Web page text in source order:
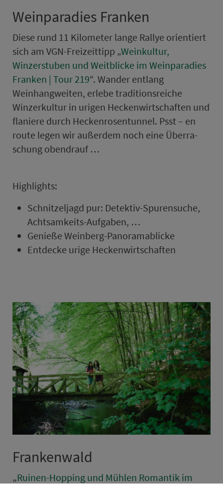
Weinparadies Franken
Diese rund 11 Kilometer lange Rallye orientiert
sich am VGN-Frei­zeittipp „Weinkultur,
Winzerstuben und Weitblicke im Weinparadies
Franken | Tour 219“. Wander ent­lang
Weinhangweiten, erlebe traditionsreiche
Winzerkultur in urigen He­cken­wirt­schaften und
flaniere durch Heckenrosentunnel. Psst – en
route legen wir außerdem noch eine Über­ra­
schung obendrauf …
High­lights:
Schnitzeljagd pur: Detektiv-Spurensuche,
Achtsamkeits-Aufgaben, …
Genieße Weinberg-Panoramablicke
Entdecke urige He­cken­wirt­schaften
Frankenwald
„Ruinen-Hopping und Mühlen Romantik im